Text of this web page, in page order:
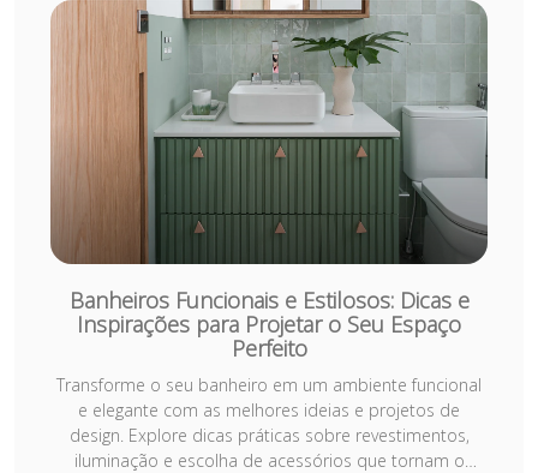
Banheiros Funcionais e Estilosos: Dicas e
Inspirações para Projetar o Seu Espaço
Perfeito
Transforme o seu banheiro em um ambiente funcional
e elegante com as melhores ideias e projetos de
design. Explore dicas práticas sobre revestimentos,
iluminação e escolha de acessórios que tornam o